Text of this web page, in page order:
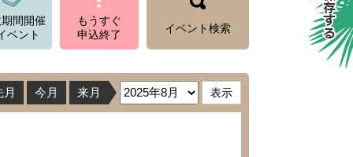
間開催
ベント
もうすぐ
申込終了
イベント検索
月 今月 来月